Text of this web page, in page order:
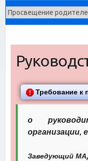
Требование к
о
организации,
Заведующий